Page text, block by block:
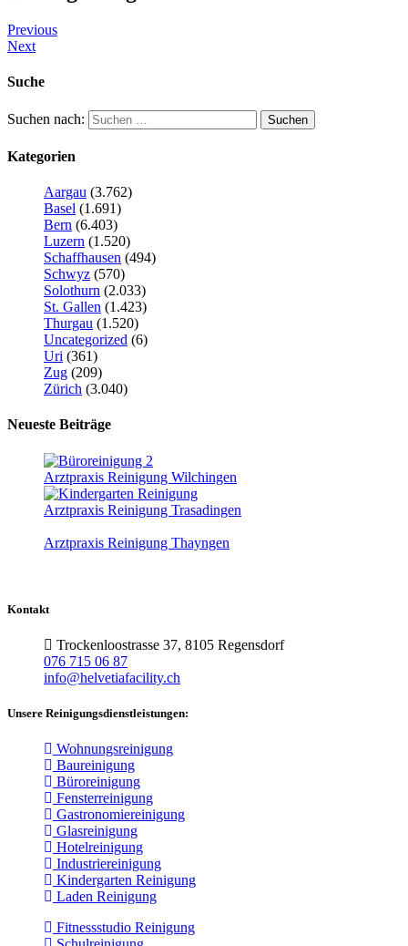
Previous
Next
Suche
Suchen nach:
Kategorien
Aargau (3.762)
Basel (1.691)
Bern (6.403)
Luzern (1.520)
Schaffhausen (494)
Schwyz (570)
Solothurn (2.033)
St. Gallen (1.423)
Thurgau (1.520)
Uncategorized (6)
Uri (361)
Zug (209)
Zürich (3.040)
Neueste Beiträge
Arztpraxis Reinigung Wilchingen
Arztpraxis Reinigung Trasadingen
Arztpraxis Reinigung Thayngen
Kontakt
Trockenloostrasse 37, 8105 Regensdorf
076 715 06 87
info@helvetiafacility.ch
Unsere Reinigungsdienstleistungen:
Wohnungsreinigung
Baureinigung
Büroreinigung
Fensterreinigung
Gastronomiereinigung
Glasreinigung
Hotelreinigung
Industriereinigung
Kindergarten Reinigung
Laden Reinigung
Fitnessstudio Reinigung